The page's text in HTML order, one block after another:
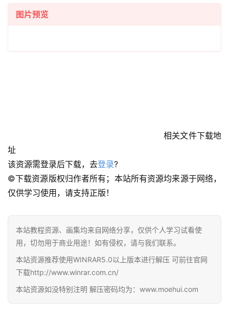
教
程
会
员
开
材
图片预览
相关文件下载地
址
该资源需登录后下载，去登录?
©下载资源版权归作者所有；本站所有资源均来源于网络，
仅供学习使用，请支持正版！
本站教程资源、画集均来自网络分享，仅供个人学习试看使
用，切勿用于商业用途！如有侵权，请与我们联系。
本站资源推荐使用WINRAR5.0以上版本进行解压 可前往官网
下载http://www.winrar.com.cn/
本站资源如没特别注明 解压密码均为：www.moehui.com